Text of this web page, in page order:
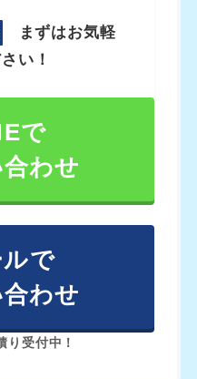
まずはお気軽
い！
で
わせ
ルで
わせ
り受付中！